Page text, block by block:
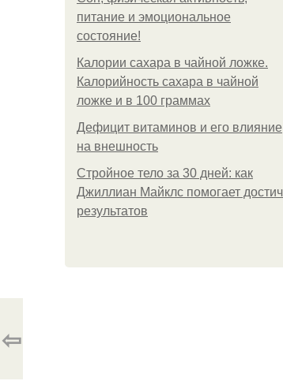
питание и эмоциональное
состояние!
Калории сахара в чайной ложке.
Калорийность сахара в чайной
ложке и в 100 граммах
Дефицит витаминов и его влияние
на внешность
Стройное тело за 30 дней: как
Джиллиан Майклс помогает
результатов
⇦